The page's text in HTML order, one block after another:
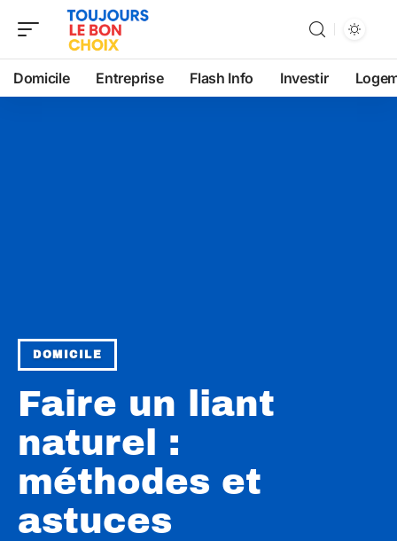
Domicile Entreprise Flash Info Investir
DOMICILE
Faire un liant
naturel :
méthodes et
astuces